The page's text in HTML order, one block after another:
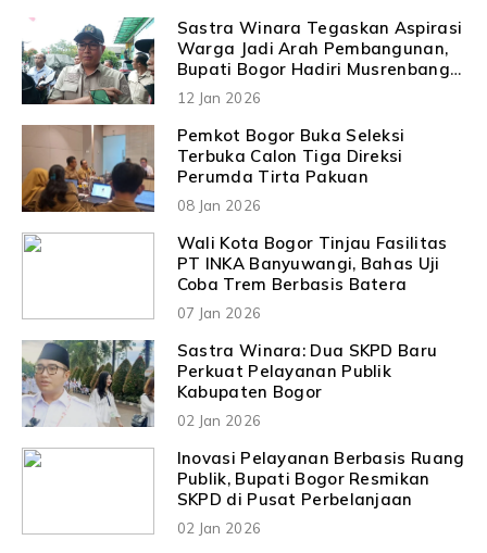
Sastra Winara Tegaskan Aspirasi
Warga Jadi Arah Pembangunan,
Bupati Bogor Hadiri Musrenbang
Puspanegara
12 Jan 2026
Pemkot Bogor Buka Seleksi
Terbuka Calon Tiga Direksi
Perumda Tirta Pakuan
08 Jan 2026
Wali Kota Bogor Tinjau Fasilitas
PT INKA Banyuwangi, Bahas Uji
Coba Trem Berbasis Batera
07 Jan 2026
Sastra Winara: Dua SKPD Baru
Perkuat Pelayanan Publik
Kabupaten Bogor
02 Jan 2026
Inovasi Pelayanan Berbasis Ruang
Publik, Bupati Bogor Resmikan
SKPD di Pusat Perbelanjaan
02 Jan 2026